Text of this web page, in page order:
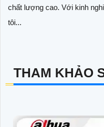
chất lượng cao. Với kinh
tôi...
THAM KHẢO